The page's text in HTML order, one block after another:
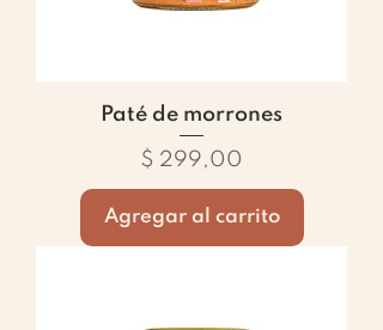
Paté de morrones
Precio
$ 299,00
Agregar al carrito